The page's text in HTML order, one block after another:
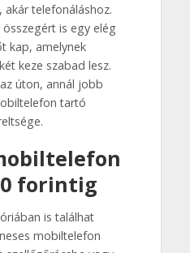
akár telefonáláshoz.
is egy elég
kap, amelynek
keze szabad lesz.
úton, annál jobb
tartó
forintig
is találhat
mobiltelefon